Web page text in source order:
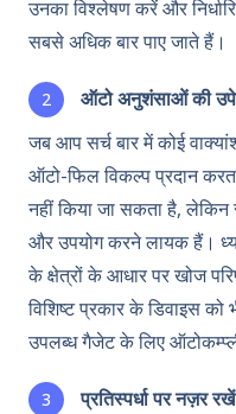
उनका विश्लेषण करें और
सबसे अधिक बार पाए जाते हैं।
ऑटो अनुशंसाओं की
जब आप सर्च बार में कोई
ऑटो-फिल विकल्प प्रदान
नहीं किया जा सकता है, लेकिन
और उपयोग करने लायक हैं।
के क्षेत्रों के आधार पर खोज
विशिष्ट प्रकार के डिवाइस
उपलब्ध गैजेट के लिए
प्रतिस्पर्धा पर नज़र रखें